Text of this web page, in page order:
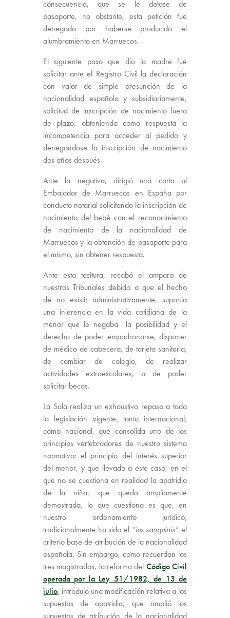
consecuencia, que se le dotase de
pasaporte, no obstante, esta petición fue
denegada por haberse producido el
alumbramiento en Marruecos.
El siguiente paso que dio la madre fue
solicitar ante el Registro Civil la declaración
con valor de simple presunción de la
nacionalidad española y subsidiariamente,
solicitud de inscripción de nacimiento fuera
de plazo, obteniendo como respuesta la
incompetencia para acceder al pedido y
denegándose la inscripción de nacimiento
dos años después.
Ante la negativa, dirigió una carta al
Embajador de Marruecos en España por
conducto notarial solicitando la inscripción de
nacimiento del bebé con el reconocimiento
de nacimiento de la nacionalidad de
Marruecos y la obtención de pasaporte para
el mismo, sin obtener respuesta.
Ante esta tesitura, recabó el amparo de
nuestros Tribunales debido a que el hecho
de no existir administrativamente, suponía
una injerencia en la vida cotidiana de la
menor que le negaba la posibilidad y el
derecho de poder empadronarse, disponer
de médico de cabecera, de tarjeta sanitaria,
de cambiar de colegio, de realizar
actividades extraescolares, o de poder
solicitar becas.
La Sala realiza un exhaustivo repaso a toda
la legislación vigente, tanto internacional,
como nacional, que consolida uno de los
principios vertebradores de nuestro sistema
normativo: el principio del interés superior
del menor, y que llevado a este caso, en el
que no se cuestiona en realidad la apatridia
de la niña, que queda ampliamente
demostrada, lo que cuestiona es que, en
nuestro ordenamiento jurídico,
tradicionalmente ha sido el “ius sanguinis” el
criterio base de atribución de la nacionalidad
española. Sin embargo, como recuerdan los
tres magistrados, la reforma del Código Civil
operada por la Ley 51/1982, de 13 de
julio, introdujo una modificación relativa a los
supuestos de apatridia, que amplió los